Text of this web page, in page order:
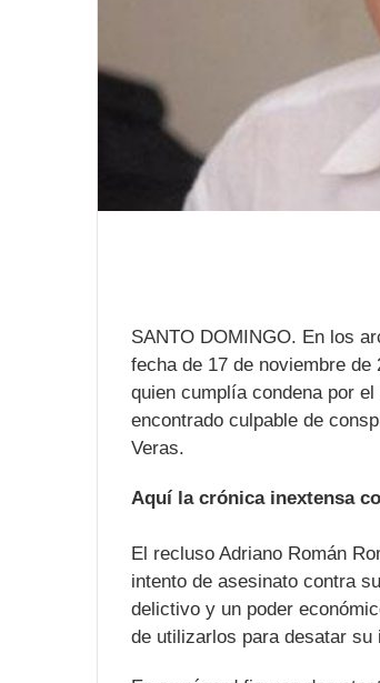
SANTO DOMINGO. En los
fecha de 17 de noviembre
quien cumplía condena por
encontrado culpable de
Veras.
Aquí la crónica inextensa
El recluso Adriano Román
intento de asesinato contra
delictivo y un poder
de utilizarlos para desatar su